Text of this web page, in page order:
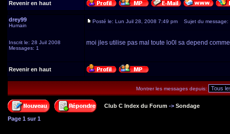
Revenir en haut
drey99
Humain
Inscrit le: 28 Juil 2008
Messages: 1
Posté le: Lun Juil 28, 2008 7:49 pm Sujet du message:
moi jles utilise pas mal toute lo0l sa depend
Revenir en haut
Montrer les messages depuis:
Club C Index du Forum -> Sondage
Page 1 sur1